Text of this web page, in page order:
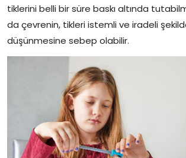
tiklerini belli bir süre baskı altında
da çevrenin, tikleri istemli ve iradeli
düşünmesine sebep olabilir.